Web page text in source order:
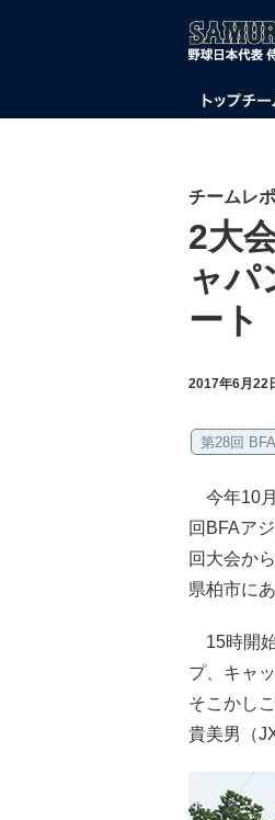
チームレ
2大
ャパ
ート
2017年6月22
第28回
今年10
回BFAア
回大会か
県柏市に
15時開始
プ、キャ
そこかし
貴美男（